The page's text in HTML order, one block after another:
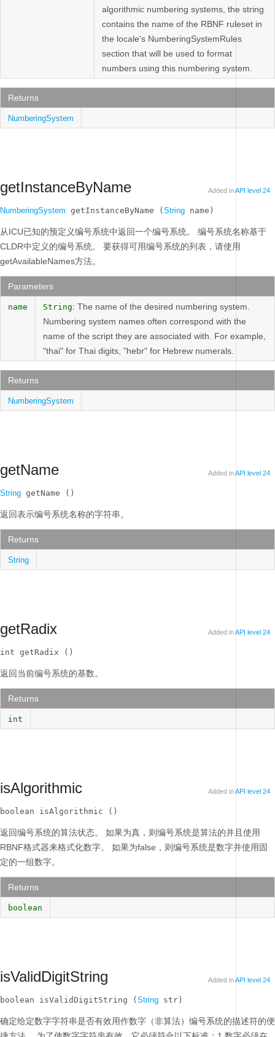
algorithmic numbering systems, the string
contains the name of the RBNF ruleset in
the locale's NumberingSystemRules
section that will be used to format
numbers using this numbering system.
Returns
NumberingSystem
getInstanceByName Added inAPI level 24
NumberingSystem getInstanceByName ( String name)
从ICU已知的预定义编号系统中返回一个编号系统。
编号系统名称基于
CLDR中定义的编号系统。
要获得可用编号系统的列表，请使用
getAvailableNames方法。
Parameters
name String: The name of the desired numbering system.
Numbering system names often correspond with the
name of the script they are associated with. For example,
"thai" for Thai digits, "hebr" for Hebrew numerals.
Returns
NumberingSystem
getName Added inAPI level 24
String getName ()
返回表示编号系统名称的字符串。
Returns
String
getRadix Added inAPI level 24
int getRadix ()
返回当前编号系统的基数。
Returns
int
isAlgorithmic Added inAPI level 24
boolean isAlgorithmic ()
返回编号系统的算法状态。
如果为真，则编号系统是算法的并且使用
RBNF格式器来格式化数字。
如果为false，则编号系统是数字并使用固
定的一组数字。
Returns
boolean
isValidDigitString Added inAPI level 24
boolean isValidDigitString ( String str)
确定给定数字字符串是否有效用作数字（非算法）编号系统的描述符的便